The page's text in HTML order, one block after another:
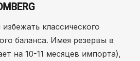
классического
баланса. Имея резервы в
на 10-11 месяцев импорта),